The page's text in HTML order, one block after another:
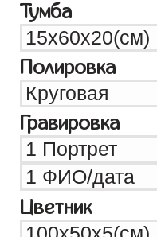
Тумба
Полировка
Гравировка
Цветник